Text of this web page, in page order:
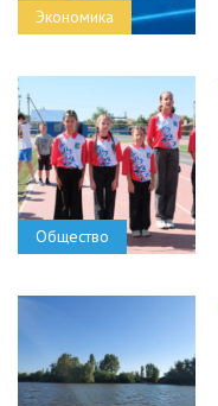
Экономика
Общество